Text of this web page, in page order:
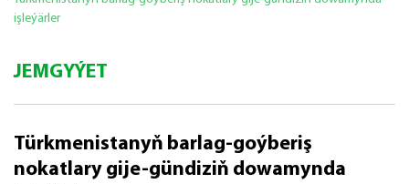
işleýärler
JEMGYÝET
Türkmenistanyň barlag-goýberiş
nokatlary gije-gündiziň dowamynda